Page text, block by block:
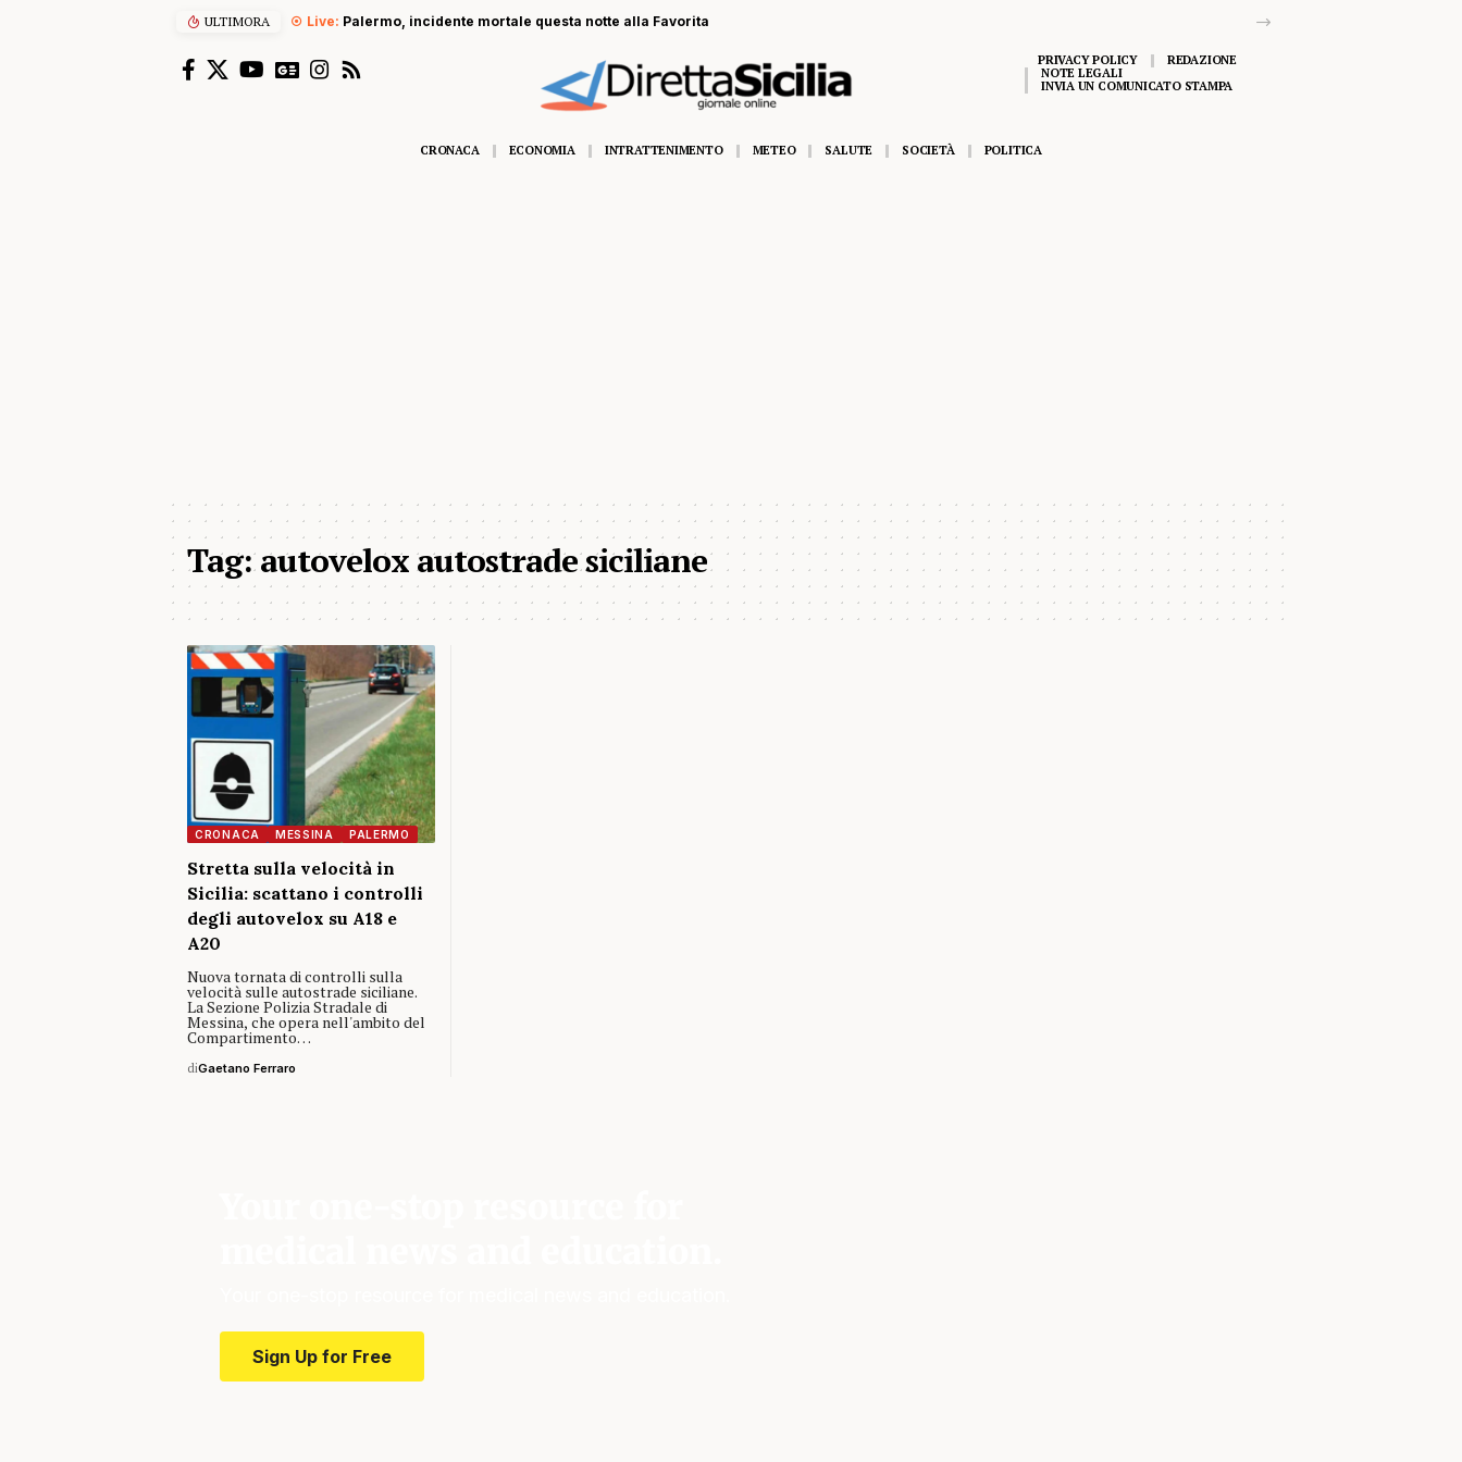
ULTIMORA Palermo, incidente mortale questa notte alla Favorita
PRIVACY POLICY
REDAZIONE
NOTE LEGALI
INVIA UN COMUNICATO STAMPA
CRONACA ECONOMIA INTRATTENIMENTO METEO SALUTE SOCIETÀ POLITICA
Tag:autovelox autostrade siciliane
CRONACA MESSINA PALERMO
Stretta sulla velocità in
Sicilia: scattano i controlli
degli autovelox su A18 e
A20
Nuova tornata di controlli sulla
velocità sulle autostrade siciliane.
La Sezione Polizia Stradale di
Messina, che opera nell'ambito del
Compartimento…
diGaetano Ferraro
Sign Up for Free